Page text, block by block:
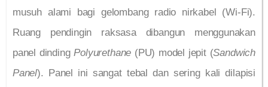
musuh alami bagi gelombang radio nirkabel (Wi-Fi).
Ruang pendingin raksasa dibangun menggunakan
panel dindingPolyurethane (PU) model jepit (Sandwich
Panel). Panel ini sangat tebal dan sering kali dilapisi